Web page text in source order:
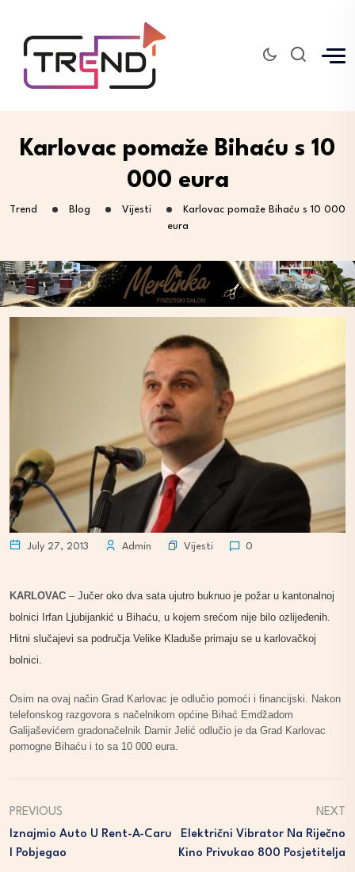
Karlovac pomaže Bihaću s 10
000 eura
Trend Blog Vijesti
Karlovac pomaže Bihaću s 10 000
eura
July 27, 2013 Admin Vijesti 0
KARLOVAC – Jučer oko dva sata ujutro buknuo je požar u kantonalnoj
bolnici Irfan Ljubijankić u Bihaću, u kojem srećom nije bilo ozlijeđenih.
Hitni slučajevi sa područja Velike Kladuše primaju se u karlovačkoj
bolnici.
Osim na ovaj način Grad Karlovac je odlučio pomoći i financijski. Nakon
telefonskog razgovora s načelnikom općine Bihać Emdžadom
Galijaševićem gradonačelnik Damir Jelić odlučio je da Grad Karlovac
pomogne Bihaću i to sa 10 000 eura.
PREVIOUS
Iznajmio Auto U Rent-A-Caru
I Pobjegao
NEXT
Električni Vibrator Na Riječno
Kino Privukao 800 Posjetitelja